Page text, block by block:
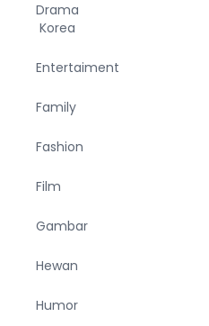
Drama
Korea
Entertaiment
Family
Fashion
Film
Gambar
Hewan
Humor